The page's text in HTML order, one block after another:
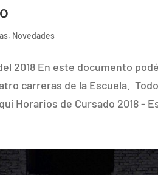
, Novedades
2018 En este documento
carreras de la Escuela.
Horarios de Cursado 2018 -